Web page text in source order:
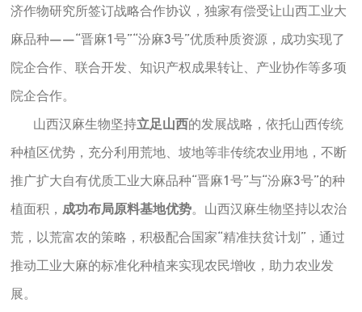
济作物研究所签订战略合作协议，独家有偿受让山西工业大
麻品种——“晋麻1号”“汾麻3号”优质种质资源，成功实现了
院企合作、联合开发、知识产权成果转让、产业协作等多项
院企合作。
山西汉麻生物坚持立足山西的发展战略，依托山西传统
种植区优势，充分利用荒地、坡地等非传统农业用地，不断
推广扩大自有优质工业大麻品种“晋麻1号”与“汾麻3号”的种
植面积， 成功布局原料基地优势。山西汉麻生物坚持以农治
荒，以荒富农的策略，积极配合国家“精准扶贫计划”，通过
推动工业大麻的标准化种植来实现农民增收，助力农业发
展。